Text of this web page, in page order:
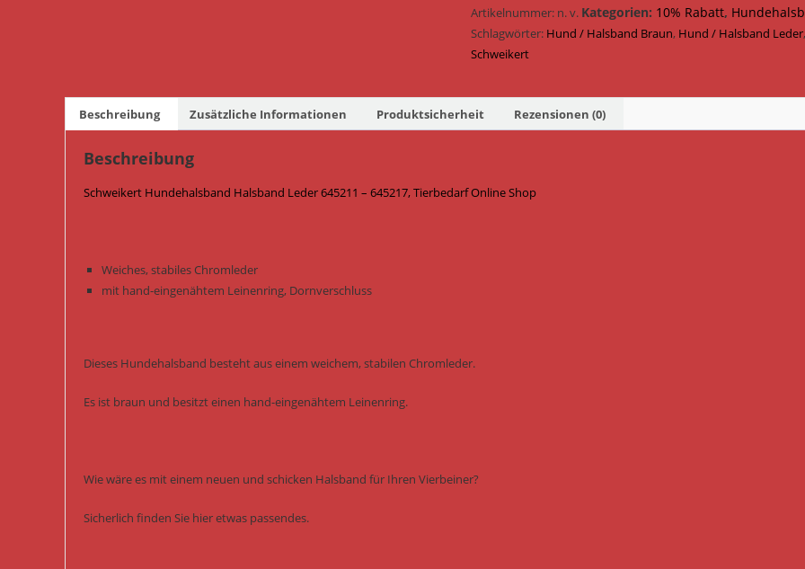
645211
-
645217
Braun
Menge
Artikelnummer: n. v. Kategorien: 10% Rabatt,
Schlagwörter: Hund / Halsband Braun, Hund / Halsband Leder,
Schweikert
Beschreibung Zusätzliche Informationen Produktsicherheit Rezensionen (0)
Beschreibung
Schweikert Hundehalsband Halsband Leder 645211 – 645217, Tierbedarf Online Shop
Weiches, stabiles Chromleder
mit hand-eingenähtem Leinenring, Dornverschluss
Dieses Hundehalsband besteht aus einem weichem, stabilen Chromleder.
Es ist braun und besitzt einen hand-eingenähtem Leinenring.
Wie wäre es mit einem neuen und schicken Halsband für Ihren Vierbeiner?
Sicherlich finden Sie hier etwas passendes.